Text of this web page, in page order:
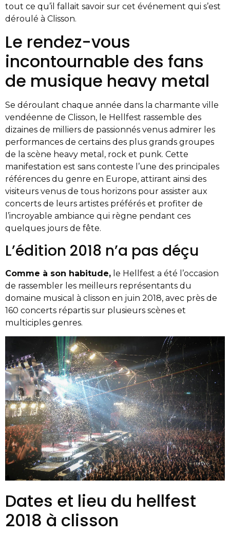
tout ce qu’il fallait savoir sur cet événement qui s’est
déroulé à Clisson.
Le rendez-vous
incontournable des fans
de musique heavy metal
Se déroulant chaque année dans la charmante ville
vendéenne de Clisson, le Hellfest rassemble des
dizaines de milliers de passionnés venus admirer les
performances de certains des plus grands groupes
de la scène heavy metal, rock et punk. Cette
manifestation est sans conteste l’une des principales
références du genre en Europe, attirant ainsi des
visiteurs venus de tous horizons pour assister aux
concerts de leurs artistes préférés et profiter de
l’incroyable ambiance qui règne pendant ces
quelques jours de fête.
L’édition 2018 n’a pas déçu
Comme à son habitude, le Hellfest a été l’occasion
de rassembler les meilleurs représentants du
domaine musical à clisson en juin 2018, avec près de
160 concerts répartis sur plusieurs scènes et
multiciples genres.
Dates et lieu du hellfest
2018 à clisson